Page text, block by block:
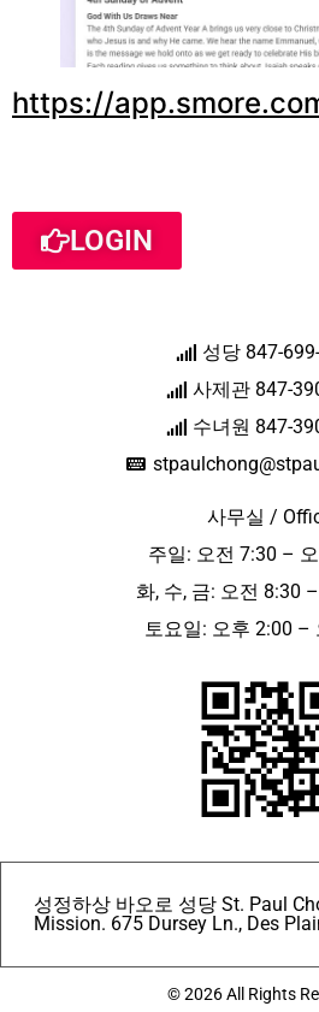
https://
LOGIN
성당 847-
사제관 847-
수녀원 847-
사무실 /
주일: 오전 7:30 –
화, 수, 금: 오전 8:30
토요일: 오후 2:00 –
성정하상 바오로 성당 St. Paul
Mission. 675 Dursey Ln., Des
© 2026 All Rights